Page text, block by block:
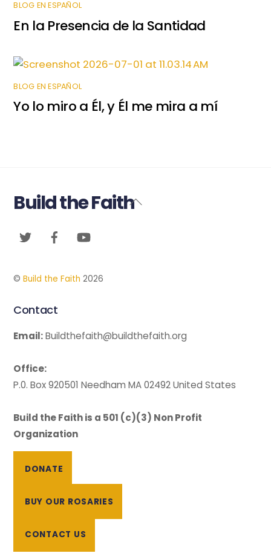
BLOG EN ESPAÑOL
En la Presencia de la Santidad
BLOG EN ESPAÑOL
Yo lo miro a Él, y Él me mira a mí
Back
Build the Faith
Twitter Facebook
©Build the Faith 2026
Contact
Email:Buildthefaith@buildthefaith.org
Office:
P.0. Box 920501 Needham MA 02492 United States
Build the Faith is a 501 (c)(3) Non Profit
Organization
DONATE
BUY OUR ROSARIES
CONTACT US